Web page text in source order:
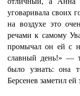
уговаривала своих
на воздухе это
речами к самому
промычал он ей с
славный день!» —
было узнать: она
Берсенев заметил